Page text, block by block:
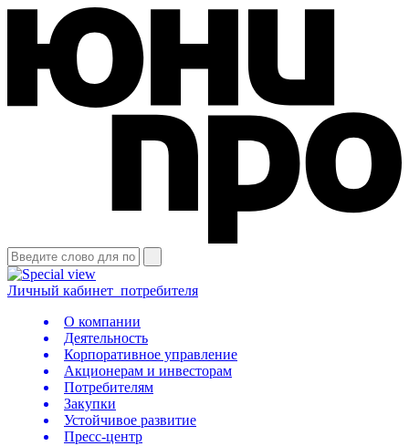
Личный кабинет потребителя
О компании
Деятельность
Корпоративное управление
Акционерам и инвесторам
Потребителям
Закупки
Устойчивое развитие
Пресс-центр